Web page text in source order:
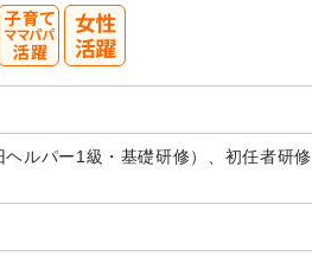
ルパー1級・基礎研修）、初任者研修